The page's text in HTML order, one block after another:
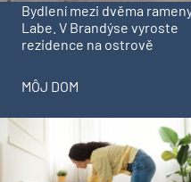
Bydlení mezi dvěma
Labe. V Brandýse vyroste
rezidence na ostrově
MÔJ DOM